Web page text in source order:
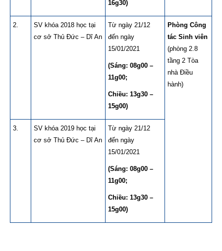
16g30)
2.
SV khóa 2018 học tại
cơ sở Thủ Đức – Dĩ An
Từ ngày 21/12
đến ngày
15/01/2021
(Sáng: 08g00 –
11g00;
Chiều: 13g30 –
15g00)
Phòng Công
tác Sinh viên
(phòng 2.8
tầng 2 Tòa
nhà Điều
hành)
3.
SV khóa 2019 học tại
cơ sở Thủ Đức – Dĩ An
Từ ngày 21/12
đến ngày
15/01/2021
(Sáng: 08g00 –
11g00;
Chiều: 13g30 –
15g00)